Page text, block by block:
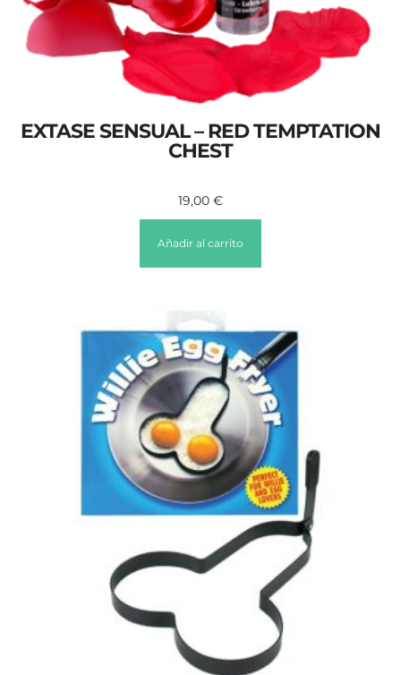
EXTASE SENSUAL – RED TEMPTATION
CHEST
19,00 €
Añadir al carrito